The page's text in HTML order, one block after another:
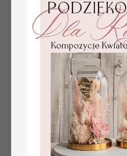
plan stołów
weselnych
usadzenie gości na
informacyjna dla
gości weselnych,
plan stołów na
weselu ze zdjęciem
Pary Młodej, plan
usadzenia gości
weselnych
100